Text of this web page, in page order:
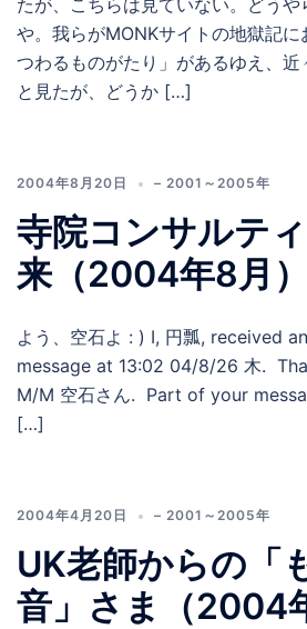
たが、こちらは見ていない。どう
や。我らがMONKサイトの地獄記に
つわるものがたり」があるゆえ、近
と見たが、どうか […]
2004年8月20日 – 2001～2005年
寺院コンサルテ
来（2004年8月）
よう、空石よ : ) I, 円瓢, received
message at 13:02 04/8/26 木.
M/M 空石さん. Part of your
[…]
2004年4月20日 – 2001～2005年
UK老師からの「
音」さま（2004